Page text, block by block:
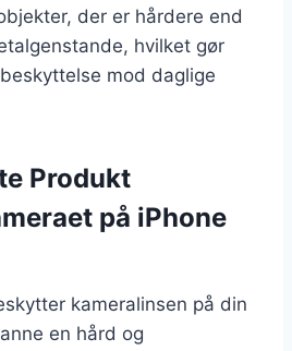
der er hårdere end
hvilket gør
mod daglige
Produkt
på iPhone
kameralinsen på din
en hård og